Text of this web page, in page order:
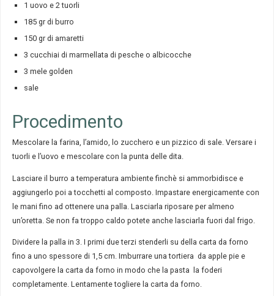
1 uovo e 2 tuorli
185 gr di burro
150 gr di amaretti
3 cucchiai di marmellata di pesche o albicocche
3 mele golden
sale
Procedimento
Mescolare la farina, l’amido, lo zucchero e un pizzico di sale. Versare i
tuorli e l’uovo e mescolare con la punta delle dita.
Lasciare il burro a temperatura ambiente finchè si ammorbidisce e
aggiungerlo poi a tocchetti al composto. Impastare energicamente con
le mani fino ad ottenere una palla. Lasciarla riposare per almeno
un’oretta. Se non fa troppo caldo potete anche lasciarla fuori dal frigo.
Dividere la palla in 3. I primi due terzi stenderli su della carta da forno
fino a uno spessore di 1,5 cm. Imburrare una tortiera da apple pie e
capovolgere la carta da forno in modo che la pasta la foderi
completamente. Lentamente togliere la carta da forno.